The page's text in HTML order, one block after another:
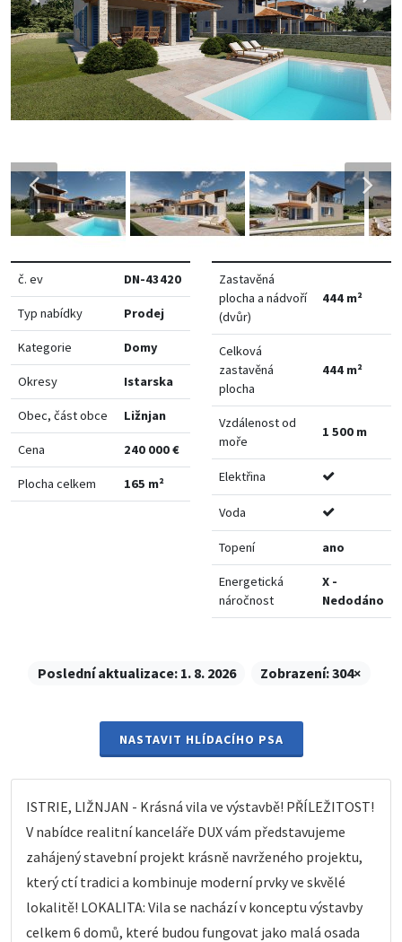
č. ev DN-43420
Typ nabídky Prodej
Kategorie Domy
Okresy Istarska
Obec, část obce Ližnjan
Cena 240 000 €
Plocha celkem 165 m²
Zastavěná
plocha a nádvoří
(dvůr)
444 m²
Celková
zastavěná
plocha
444 m²
Vzdálenost od
moře
1 500 m
Elektřina
Voda
Topení ano
Energetická
náročnost
X -
Nedodáno
Poslední aktualizace: 1. 8. 2026 Zobrazení:304×
NASTAVIT HLÍDACÍHO PSA
ISTRIE, LIŽNJAN - Krásná vila ve výstavbě! PŘÍLEŽITOST!
V nabídce realitní kanceláře DUX vám představujeme
zahájený stavební projekt krásně navrženého projektu,
který ctí tradici a kombinuje moderní prvky ve skvělé
lokalitě! LOKALITA: Vila se nachází v konceptu výstavby
celkem 6 domů, které budou fungovat jako malá osada